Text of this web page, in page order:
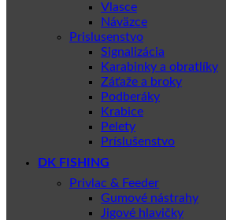
Vlasce
Náväzce
Prislusenstvo
Signalizácia
Karabinky a obratlíky
Záťaže a broky
Podberáky
Krabice
Pelety
Príslušenstvo
DK FISHING
Privlac & Feeder
Gumové nástrahy
Jigové hlavičky